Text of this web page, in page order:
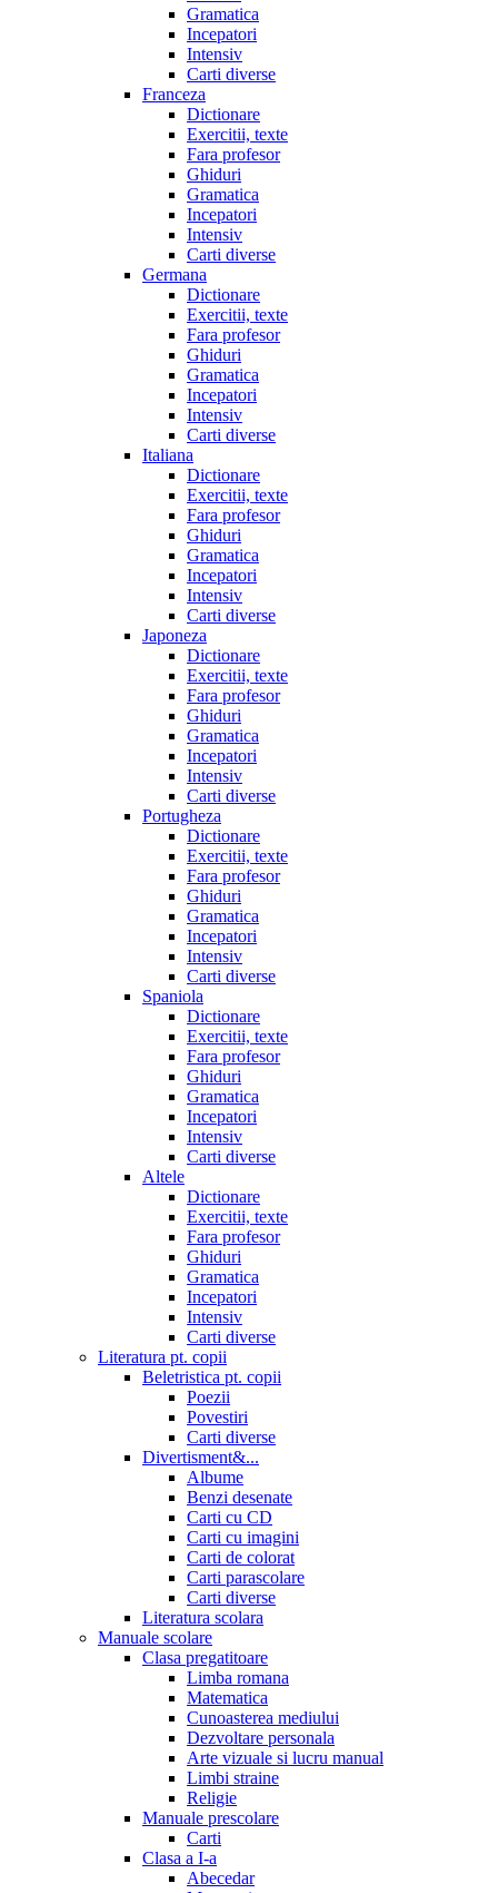
Gramatica
Incepatori
Intensiv
Carti diverse
Franceza
Dictionare
Exercitii, texte
Fara profesor
Ghiduri
Gramatica
Incepatori
Intensiv
Carti diverse
Germana
Dictionare
Exercitii, texte
Fara profesor
Ghiduri
Gramatica
Incepatori
Intensiv
Carti diverse
Italiana
Dictionare
Exercitii, texte
Fara profesor
Ghiduri
Gramatica
Incepatori
Intensiv
Carti diverse
Japoneza
Dictionare
Exercitii, texte
Fara profesor
Ghiduri
Gramatica
Incepatori
Intensiv
Carti diverse
Portugheza
Dictionare
Exercitii, texte
Fara profesor
Ghiduri
Gramatica
Incepatori
Intensiv
Carti diverse
Spaniola
Dictionare
Exercitii, texte
Fara profesor
Ghiduri
Gramatica
Incepatori
Intensiv
Carti diverse
Altele
Dictionare
Exercitii, texte
Fara profesor
Ghiduri
Gramatica
Incepatori
Intensiv
Carti diverse
Literatura pt. copii
Beletristica pt. copii
Poezii
Povestiri
Carti diverse
Divertisment&...
Albume
Benzi desenate
Carti cu CD
Carti cu imagini
Carti de colorat
Carti parascolare
Carti diverse
Literatura scolara
Manuale scolare
Clasa pregatitoare
Limba romana
Matematica
Cunoasterea mediului
Dezvoltare personala
Arte vizuale si lucru manual
Limbi straine
Religie
Manuale prescolare
Carti
Clasa a I-a
Abecedar